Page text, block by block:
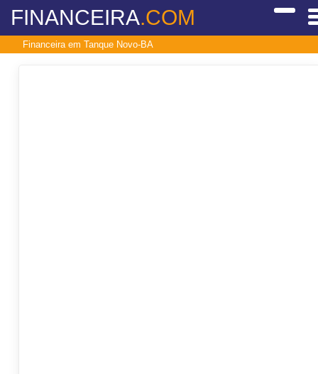
FINANCEIRA.COM
Financeira em Tanque Novo-BA